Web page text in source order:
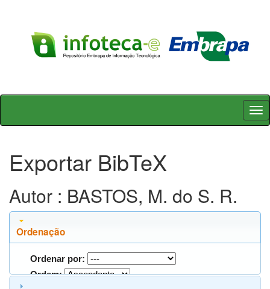
Skip
Exportar BibTeX
Autor : BASTOS, M. do S. R.
Ordenação
Ordenar por:
Ordem: